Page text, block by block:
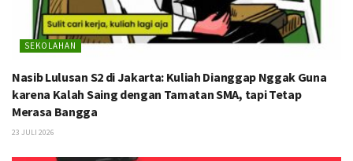
SEKOLAHAN
Nasib Lulusan S2 di Jakarta: Kuliah Dianggap Nggak Guna
karena Kalah Saing dengan Tamatan SMA, tapi Tetap
Merasa Bangga
23 JULI 2026